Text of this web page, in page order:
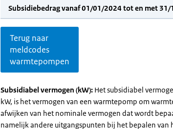
Subsidiebedrag vanaf 01/01/2024 tot en met
Terug naar
meldcodes
warmtepompen
Subsidiabel vermogen (kW): Het subsidiabel
kW, is het vermogen van een warmtepomp om
afwijken van het nominale vermogen dat wordt
namelijk andere uitgangspunten bij het bepalen van